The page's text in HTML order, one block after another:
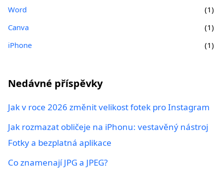
Word
(1)
Canva
(1)
iPhone
(1)
Nedávné příspěvky
Jak v roce 2026 změnit velikost fotek pro Instagram
Jak rozmazat obličeje na iPhonu: vestavěný nástroj
Fotky a bezplatná aplikace
Co znamenají JPG a JPEG?